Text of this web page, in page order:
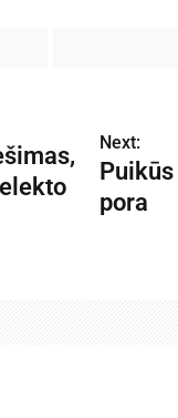
Next:
pora